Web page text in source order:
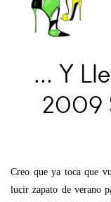
... Y
2009
Creo que ya toca que
lucir zapato de verano